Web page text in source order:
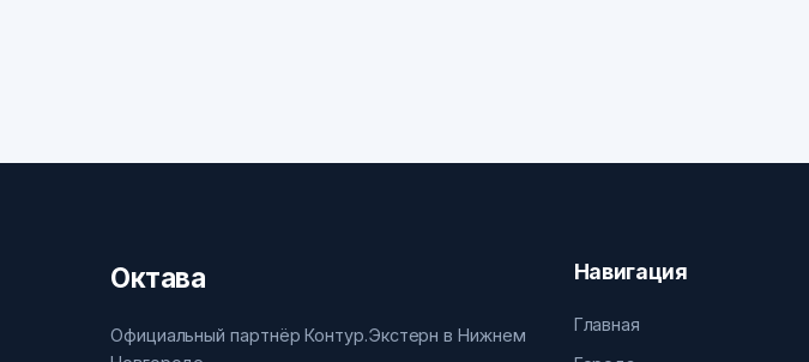
Октава
Официальный партнёр Контур.Экстерн в Нижнем
Навигация
Главная